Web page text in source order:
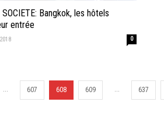
Bangkok, les hôtels
entrée
0
... 607 608 609 ... 637